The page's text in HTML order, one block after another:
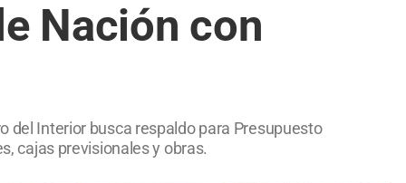
Nación con
del Interior busca respaldo para Presupuesto
cajas previsionales y obras.